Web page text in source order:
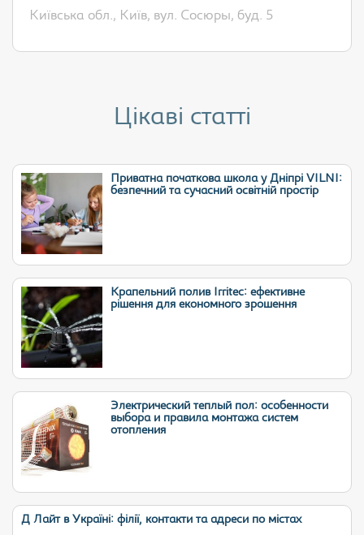
Київська обл., Київ, вул. Сосюры, буд. 5
Цікаві статті
Приватна початкова школа у Дніпрі VILNI:
безпечний та сучасний освітній простір
Крапельний полив Irritec: ефективне
рішення для економного зрошення
Электрический теплый пол: особенности
выбора и правила монтажа систем
отопления
Д Лайт в Україні: філії, контакти та адреси по містах